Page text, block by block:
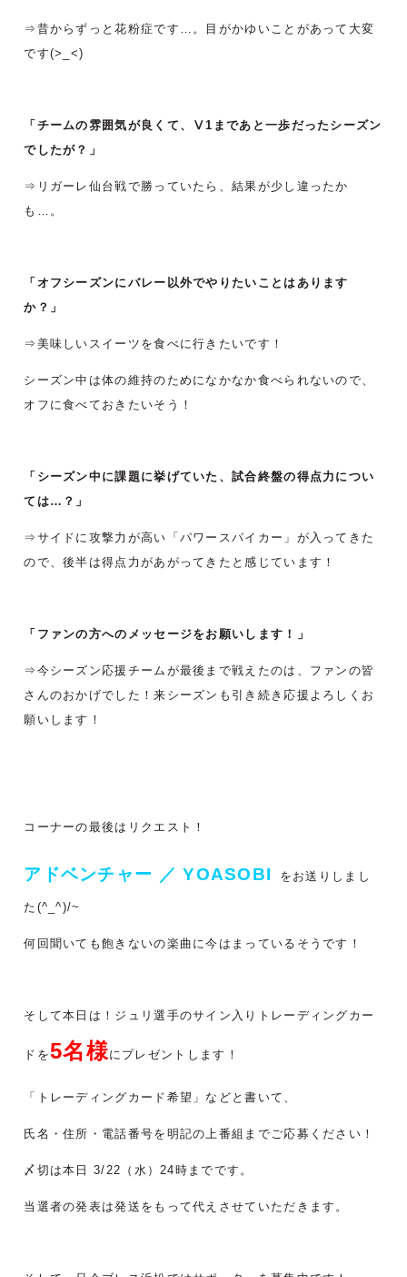
⇒昔からずっと花粉症です…。
目がかゆいことがあって大変
です(>_<)
「チームの雰囲気が良くて、Ⅴ1まであと一歩だったシーズン
でしたが？」
⇒リガーレ仙台戦で勝っていたら、結果が少し違ったか
も…。
「オフシーズンにバレー以外でやりたいことはあります
か？」
⇒美味しいスイーツを食べに行きたいです！
シーズン中は体の維持のためになかなか食べられないので、
オフに食べておきたいそう！
「シーズン中に課題に挙げていた、試合終盤の得点力につい
ては…？」
⇒サイドに攻撃力が高い「パワースパイカー」が入ってきた
ので、後半は得点力があがってきたと感じています！
「ファンの方へのメッセージをお願いします！」
⇒今シーズン応援チームが最後まで戦えたのは、ファンの皆
さんのおかげでした！来シーズンも引き続き応援よろしくお
願いします！
コーナーの最後はリクエスト！
アドベンチャー ／ YOASOBI をお送りしまし
た(^_^)/~
何回聞いても飽きないの楽曲に今はまっているそうです！
そして本日は！ジュリ選手のサイン入りトレーディングカー
ドを5名様にプレゼントします！
「トレーディングカード希望」などと書いて、
氏名・住所・電話番号を明記の上番組までご応募ください！
〆切は本日 3/22（水）24時までです。
当選者の発表は発送をもって代えさせていただきます。